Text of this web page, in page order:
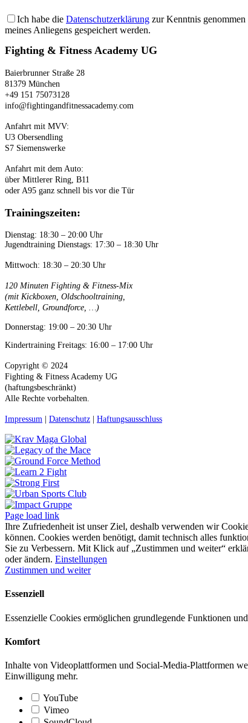
Ich habe die Datenschutzerklärung zur Kenntnis
meines Anliegens gespeichert werden.
Fighting & Fitness Academy UG
Baierbrunner Straße 28
81379 München
+49 151 75073128‬
info@fightingandfitnessacademy.com
Anfahrt mit MVV:
U3 Obersendling
S7 Siemenswerke
Anfahrt mit dem Auto:
über Mittlerer Ring, B11
oder A95 ganz schnell bis vor die Tür
Trainingszeiten:
Dienstag: 18:30 – 20:00 Uhr
Jugendtraining Dienstags: 17:30 – 18:30 Uhr
Mittwoch: 18:30 – 20:30 Uhr
120 Minuten Fighting & Fitness-Mix
(mit Kickboxen, Oldschooltraining,
Kettlebell, Groundforce, …)
Donnerstag: 19:00 – 20:30 Uhr
Kindertraining Freitags: 16:00 – 17:00 Uhr
Copyright © 2024
Fighting & Fitness Academy UG
(haftungsbeschränkt)
Alle Rechte vorbehalten.
Impressum Datenschutz Haftungsausschluss
Page load link
Ihre Zufriedenheit ist unser Ziel, deshalb verwenden wir
können. Cookies werden benötigt, damit technisch alles
Sie zu Verbessern. Mit Klick auf „Zustimmen und weiter“
oder ändern. Einstellungen
Zustimmen und weiter
Essenziell
Essenzielle Cookies ermöglichen grundlegende Funktionen
Komfort
Inhalte von Videoplattformen und Social-Media-Plattformen
Einwilligung mehr.
YouTube
Vimeo